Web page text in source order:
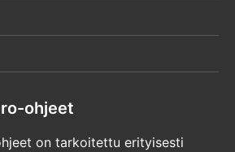
ohjeet
on tarkoitettu erityisesti